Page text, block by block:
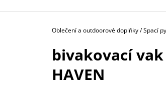
Domů
Oblečení a outdoorové doplňky/Spací
bivakovací
HAVEN
BĚŽECKÝ PÁS FH20